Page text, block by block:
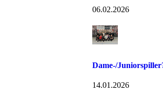
06.02.2026
Dame-/
14.01.2026